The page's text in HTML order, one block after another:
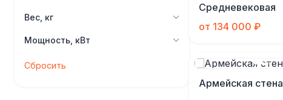
Вес, кг
Мощность, кВт
Сбросить
Средневековая
от 134 000 ₽
Армейская стена